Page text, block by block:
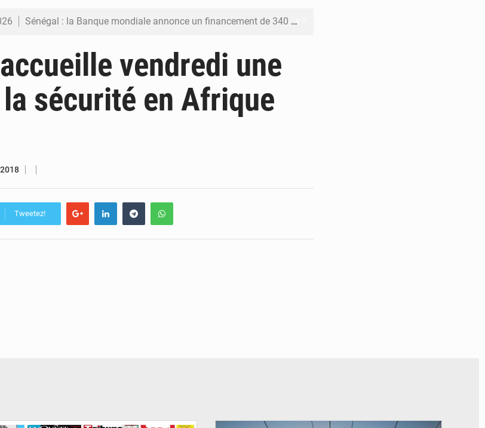
Sénégal : la Banque mondiale annonce un financement de 340 milliards FCFA pour soutenir les priorités de la Vision Sénégal 2050
Sénégal : les subventions à l’énergie bondissent à 729 milliards FCFA pour contenir les prix des carburants et de l’électricité
Sénégal : le niveau du fleuve Sénégal poursuit sa montée à Podor, les autorités appellent à la vigilance
vendredi une
sécurité en Afrique
Tweetez!